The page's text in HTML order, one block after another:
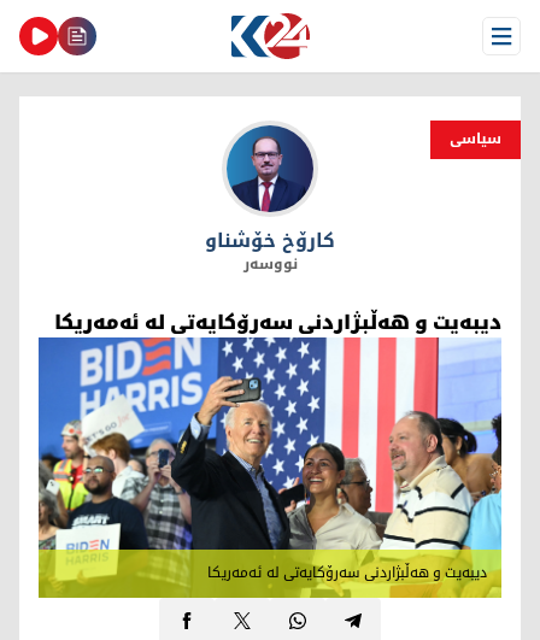
Open Menu
سیاسی
كارۆخ خۆشناو
كارۆخ خۆشناو
نووسەر
دیبەیت و هەڵبژاردنی سەرۆکایەتی لە ئەمەریکا
دیبەیت و هەڵبژاردنی سەرۆکایەتی لە ئەمەریکا